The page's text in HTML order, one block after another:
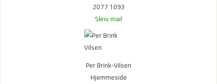
2077 1093
Skriv mail
Per Brink-Vilsen
Hjemmeside